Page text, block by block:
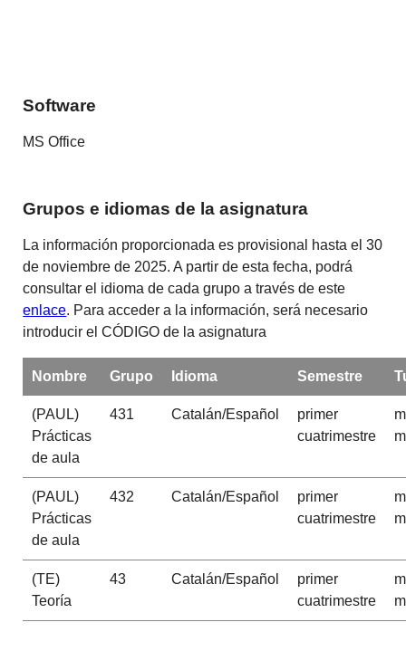
Software
MS Office
Grupos e idiomas de la asignatura
La información proporcionada es provisional hasta el 30
de noviembre de 2025. A partir de esta fecha, podrá
consultar el idioma de cada grupo a través de este
enlace. Para acceder a la información, será necesario
introducir el CÓDIGO de la asignatura
Nombre Grupo Idioma Semestre
(PAUL)
Prácticas
de aula
431 Catalán/Español
primer
cuatrimestre
(PAUL)
Prácticas
de aula
432 Catalán/Español
primer
cuatrimestre
(TE)
Teoría
43 Catalán/Español
primer
cuatrimestre